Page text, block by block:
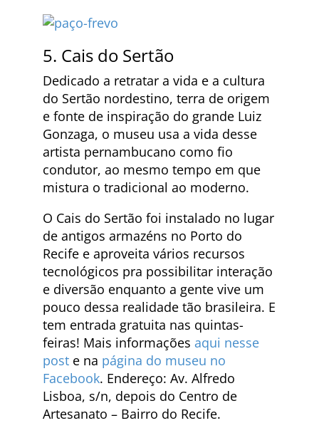
5. Cais do Sertão
Dedicado a retratar a vida e a cultura
do Sertão nordestino, terra de origem
e fonte de inspiração do grande Luiz
Gonzaga, o museu usa a vida desse
artista pernambucano como fio
condutor, ao mesmo tempo em que
mistura o tradicional ao moderno.
O Cais do Sertão foi instalado no lugar
de antigos armazéns no Porto do
Recife e aproveita vários recursos
tecnológicos pra possibilitar interação
e diversão enquanto a gente vive um
pouco dessa realidade tão brasileira. E
tem entrada gratuita nas quintas-
feiras! Mais informações aqui nesse
post e na página do museu no
Facebook. Endereço: Av. Alfredo
Lisboa, s/n, depois do Centro de
Artesanato – Bairro do Recife.